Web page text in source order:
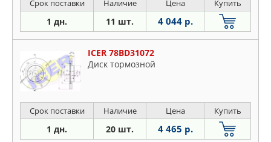
Срок поставки Наличие Цена Купить
1 дн. 11 шт. 4 044 р.
ICER 78BD31072
Диск тормозной
Срок поставки Наличие Цена Купить
1 дн. 20 шт. 4 465 р.